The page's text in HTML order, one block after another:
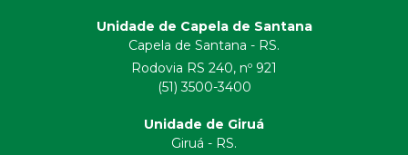
Unidade de Capela de Santana
Capela de Santana - RS.
Rodovia RS 240, nº 921
(51) 3500-3400
Unidade de Giruá
Giruá - RS.